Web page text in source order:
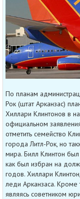
По планам
Рок (штат Арканзас)
Хиллари Клинтонов в
официальном
отметить семейство
города Литл-Рок, но
мира. Билл Клинтон
как был избран на
годов. Хиллари
леди Арканзаса. Кроме
являясь советником